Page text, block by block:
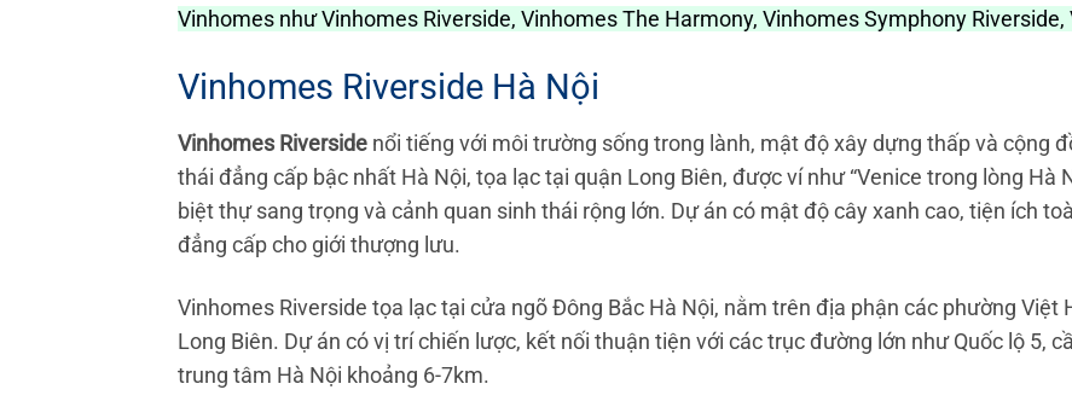
Vinhomes như Vinhomes Riverside, Vinhomes The Harmony, Vinhomes Symphony Riverside,
Vinhomes Riverside Hà Nội
Vinhomes Riverside nổi tiếng với môi trường sống trong lành, mật độ xây dựng thấp và cộng
thái đẳng cấp bậc nhất Hà Nội, tọa lạc tại quận Long Biên, được ví như “Venice trong lòng Hà
biệt thự sang trọng và cảnh quan sinh thái rộng lớn. Dự án có mật độ cây xanh cao, tiện ích
đẳng cấp cho giới thượng lưu.
Vinhomes Riverside tọa lạc tại cửa ngõ Đông Bắc Hà Nội, nằm trên địa phận các phường Việt
Long Biên. Dự án có vị trí chiến lược, kết nối thuận tiện với các trục đường lớn như Quốc lộ 5,
trung tâm Hà Nội khoảng 6-7km.